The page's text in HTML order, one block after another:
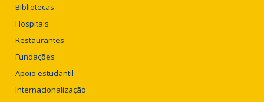
Bibliotecas
Hospitais
Restaurantes
Fundações
Apoio estudantil
Internacionalização